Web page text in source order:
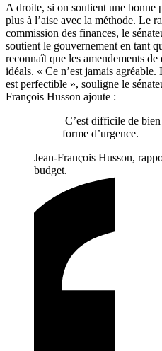
A droite, si on soutient une bonne
plus à l’aise avec la méthode. Le
commission des finances, le
soutient le gouvernement en tant
reconnaît que les amendements
idéals. « Ce n’est jamais
est perfectible », souligne le
François Husson ajoute :
C’est difficile de
forme d’urgence.
Jean-François Husson,
budget.